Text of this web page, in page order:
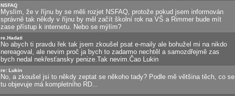
NSFAQ
Myslím, že v říjnu by se měli rozjet NSFAQ, protože pokud jsem informován
správně tak někdy v říjnu by měl začít školní rok na VŠ a Rimmer bude mít
zase přístup k internetu. Nebo se mýlím?
re.Hadati
No abych ti pravdu řek tak jsem zkoušel psat e-maily ale bohužel mi na nikdo
nereagoval, ale nevim proč ja bych to zadarmo nechtěl a samozdřejmě zas
bych nedal nekřesťansky penize.Tak nevim.Čao Lukin
re: Lukin
No, a zkoušel jsi to někdy zeptat se někoho tady? Podle mě většina těch, co se
tu objevuje má kompletního RD...